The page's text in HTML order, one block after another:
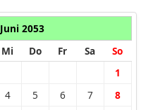
Juni 2053
Mi Do Fr Sa So
1
4 5 6 7 8